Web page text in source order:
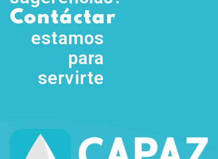
Contáctanos
estamos
para
servirte